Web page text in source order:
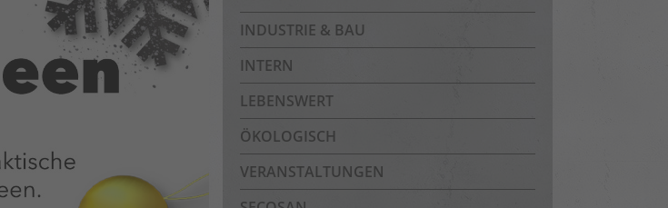
INDUSTRIE & BAU
INTERN
LEBENSWERT
ÖKOLOGISCH
VERANSTALTUNGEN